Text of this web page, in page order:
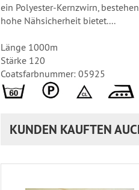
ein Polyester-Kernzwirn,
hohe Nähsicherheit bietet....
Länge 1000m
Stärke 120
Coatsfarbnummer: 05925
KUNDEN KAUFTEN